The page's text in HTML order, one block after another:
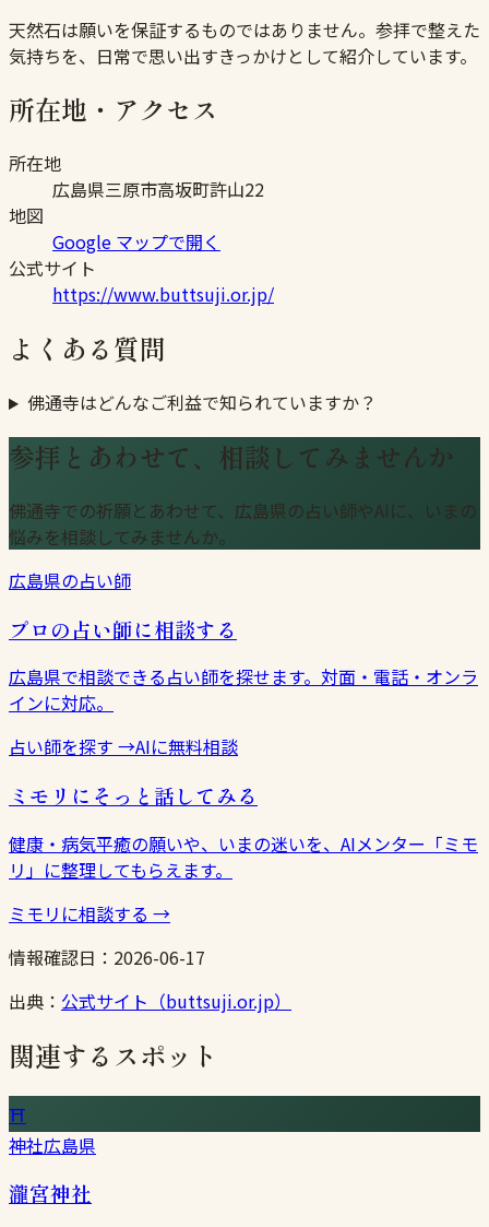
天然石は願いを保証するものではありません。参拝で整えた
気持ちを、日常で思い出すきっかけとして紹介しています。
所在地・アクセス
所在地
広島県三原市高坂町許山22
地図
Google マップで開く
公式サイト
https://www.buttsuji.or.jp/
よくある質問
佛通寺はどんなご利益で知られていますか？
参拝とあわせて、相談してみませんか
佛通寺での祈願とあわせて、広島県の占い師やAIに、いまの
悩みを相談してみませんか。
広島県の占い師
プロの占い師に相談する
広島県で相談できる占い師を探せます。対面・電話・オンラ
インに対応。
占い師を探す →AIに無料相談
ミモリにそっと話してみる
健康・病気平癒の願いや、いまの迷いを、AIメンター「ミモ
リ」に整理してもらえます。
ミモリに相談する →
情報確認日： 2026-06-17
出典： 公式サイト（buttsuji.or.jp）
関連するスポット
⛩
神社広島県
瀧宮神社